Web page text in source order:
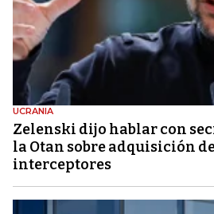
UCRANIA
Zelenski dijo hablar con
la Otan sobre adquisición
interceptores